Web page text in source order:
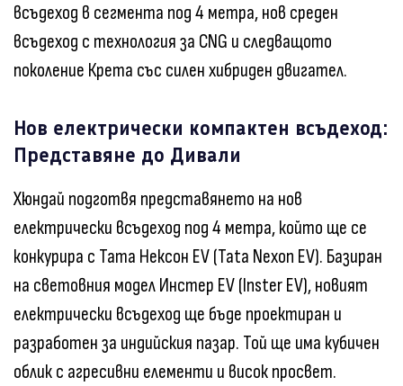
всъдеход в сегмента под 4 метра, нов среден
всъдеход с технология за CNG и следващото
поколение Крета със силен хибриден двигател.
Нов електрически компактен всъдеход:
Представяне до Дивали
Хюндай подготвя представянето на нов
електрически всъдеход под 4 метра, който ще се
конкурира с Тата Нексон EV (Tata Nexon EV). Базиран
на световния модел Инстер EV (Inster EV), новият
електрически всъдеход ще бъде проектиран и
разработен за индийския пазар. Той ще има кубичен
облик с агресивни елементи и висок просвет.